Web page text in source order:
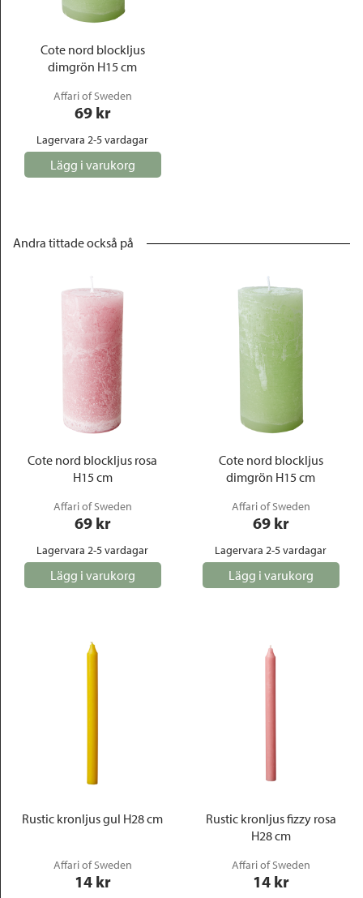
Cote nord blockljus
dimgrön H15 cm
Affari of Sweden
69 kr
Lagervara 2-5 vardagar
Lägg i varukorg
Andra tittade också på
Cote nord blockljus rosa
H15 cm
Affari of Sweden
69 kr
Lagervara 2-5 vardagar
Lägg i varukorg
Cote nord blockljus
dimgrön H15 cm
Affari of Sweden
69 kr
Lagervara 2-5 vardagar
Lägg i varukorg
Rustic kronljus gul H28 cm
Affari of Sweden
14 kr
Rustic kronljus fizzy rosa
H28 cm
Affari of Sweden
14 kr